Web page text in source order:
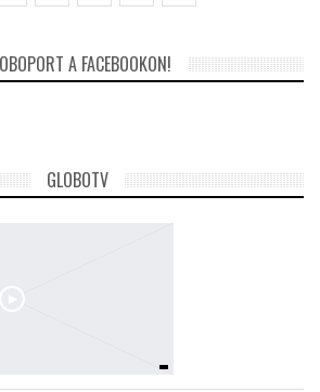
A FACEBOOKON!
GLOBOTV